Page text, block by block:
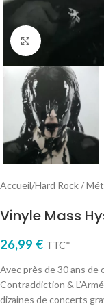
Cliquez pour
Accueil/Hard Rock /
Vinyle Mass
26,99 € TTC*
Avec près de 30 ans de
Contraddiction &
dizaines de concerts